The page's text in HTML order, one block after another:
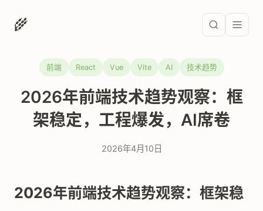
🌾
前端 React Vue Vite AI 技术趋势
2026年前端技术趋势观察：框
架稳定，工程爆发，AI席卷
2026年4月10日
2026年前端技术趋势观察：框架稳